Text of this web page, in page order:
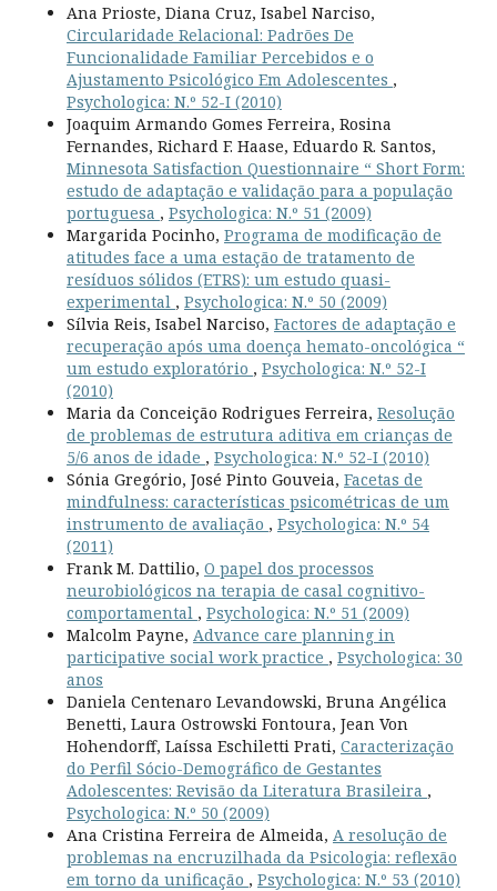
Ana Prioste, Diana Cruz, Isabel Narciso,
Circularidade Relacional: Padrões De
Funcionalidade Familiar Percebidos e o
Ajustamento Psicológico Em Adolescentes ,
Psychologica: N.º 52-I (2010)
Joaquim Armando Gomes Ferreira, Rosina
Fernandes, Richard F. Haase, Eduardo R. Santos,
Minnesota Satisfaction Questionnaire “ Short Form:
estudo de adaptação e validação para a população
portuguesa , Psychologica: N.º 51 (2009)
Margarida Pocinho, Programa de modificação de
atitudes face a uma estação de tratamento de
resíduos sólidos (ETRS): um estudo quasi-
experimental , Psychologica: N.º 50 (2009)
Sílvia Reis, Isabel Narciso, Factores de adaptação e
recuperação após uma doença hemato-oncológica “
um estudo exploratório , Psychologica: N.º 52-I
(2010)
Maria da Conceição Rodrigues Ferreira, Resolução
de problemas de estrutura aditiva em crianças de
5/6 anos de idade , Psychologica: N.º 52-I (2010)
Sónia Gregório, José Pinto Gouveia, Facetas de
mindfulness: características psicométricas de um
instrumento de avaliação , Psychologica: N.º 54
(2011)
Frank M. Dattilio, O papel dos processos
neurobiológicos na terapia de casal cognitivo-
comportamental , Psychologica: N.º 51 (2009)
Malcolm Payne, Advance care planning in
participative social work practice , Psychologica: 30
anos
Daniela Centenaro Levandowski, Bruna Angélica
Benetti, Laura Ostrowski Fontoura, Jean Von
Hohendorff, Laíssa Eschiletti Prati, Caracterização
do Perfil Sócio-Demográfico de Gestantes
Adolescentes: Revisão da Literatura Brasileira ,
Psychologica: N.º 50 (2009)
Ana Cristina Ferreira de Almeida, A resolução de
problemas na encruzilhada da Psicologia: reflexão
em torno da unificação , Psychologica: N.º 53 (2010)